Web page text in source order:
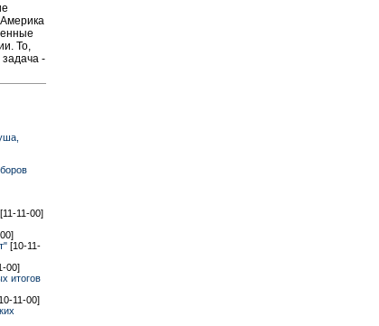
То,
задача -
[11-11-00]
[10-11-
00]
итогов
11-00]